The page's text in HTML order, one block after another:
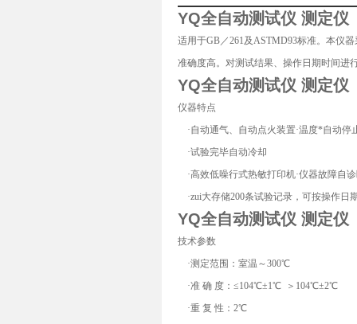
YQ全自动测试仪 测定仪
适用于GB／261及ASTMD93标准。本仪
准确度高。对测试结果、操作日期时间进
YQ全自动测试仪 测定仪
仪器特点
·自动通气、自动点火装置·温度*自动停
·试验完毕自动冷却
·高效低噪行式热敏打印机·仪器故障自
·zui大存储200条试验记录，可按操作日
YQ全自动测试仪 测定仪
技术参数
·测定范围：室温～300℃
·准 确 度：≤104℃±1℃ ＞104℃±2℃
·重 复 性：2℃